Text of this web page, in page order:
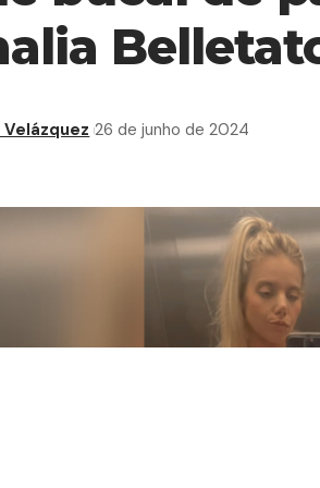
26 de junho de 2024